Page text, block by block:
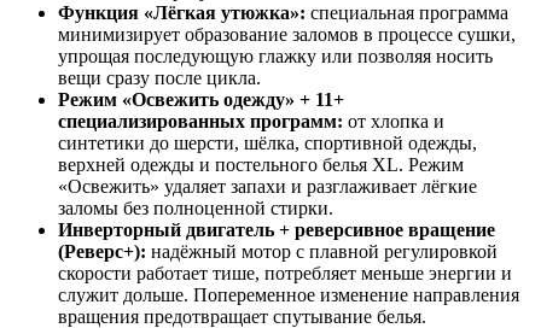
Функция «Лёгкая утюжка»: специальная программа
минимизирует образование заломов в процессе сушки,
упрощая последующую глажку или позволяя носить
вещи сразу после цикла.
Режим «Освежить одежду» + 11+
специализированных программ: от хлопка и
синтетики до шерсти, шёлка, спортивной одежды,
верхней одежды и постельного белья XL. Режим
«Освежить» удаляет запахи и разглаживает лёгкие
заломы без полноценной стирки.
Инверторный двигатель + реверсивное вращение
(Реверс+): надёжный мотор с плавной регулировкой
скорости работает тише, потребляет меньше энергии и
служит дольше. Попеременное изменение направления
вращения предотвращает спутывание белья.